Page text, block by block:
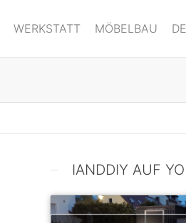
WERKSTATT MÖBELBAU
IANDDIY AUF